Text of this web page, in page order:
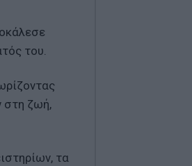
του.
στη ζωή,
τα